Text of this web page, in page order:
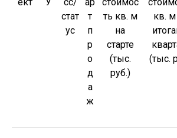
ект
У
сс/
стат
ус
ар
т
п
р
о
д
а
ж
стоимос
ть кв. м
на
старте
(тыс.
руб.)
кв.
(тыс.